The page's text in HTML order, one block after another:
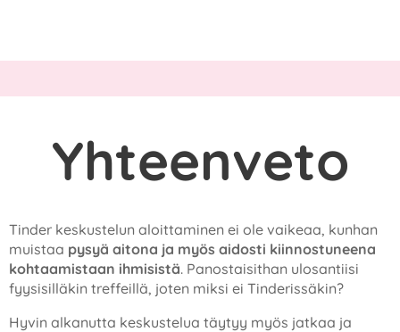
Yhteenveto
Tinder keskustelun aloittaminen ei ole vaikeaa, kunhan
muistaa pysyä aitona ja myös aidosti kiinnostuneena
kohtaamistaan ihmisistä. Panostaisithan ulosantiisi
fyysisilläkin treffeillä, joten miksi ei Tinderissäkin?
Hyvin alkanutta keskustelua täytyy myös jatkaa ja